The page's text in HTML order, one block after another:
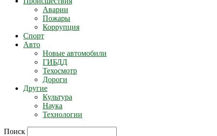
Аварии
Пожары
Коррупция
Спорт
Авто
Новые автомобили
ГИБДД
Техосмотр
Дороги
Другие
Культура
Наука
Технологии
Поиск